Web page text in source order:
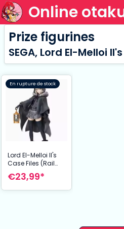
Online
Prize figurines
SEGA, Lord El-Melloi
En rupture de stock
Lord El-Melloi II's
Case Files (Rail
Zeppelin) Grace
note statuette PVC
€23,99*